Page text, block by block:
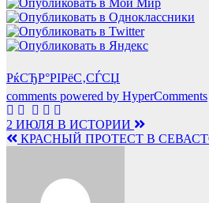
РќСЂР°РІРёС‚СЃСЏ
comments powered by HyperComments
Навигация
по
2 ИЮЛЯ В ИСТОРИИ
КРАСНЫЙ ПРОТЕСТ В